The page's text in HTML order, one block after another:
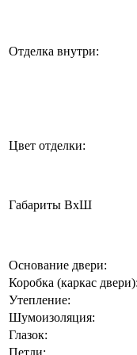
Отделка внутри:
Цвет отделки:
Габариты ВхШ
Основание двери:
Коробка (каркас двери):
Утепление:
Шумоизоляция:
Глазок:
Петли: